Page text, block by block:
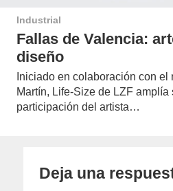
Industrial
Fallas de Valencia:
diseño
Iniciado en colaboración con
Martín, Life-Size de LZF amplía
participación del artista…
Deja una